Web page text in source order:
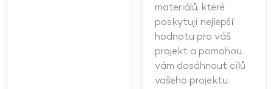
materiálů, které
poskytují nejlepší
hodnotu pro váš
projekt a pomohou
vám dosáhnout cílů
vašeho projektu.